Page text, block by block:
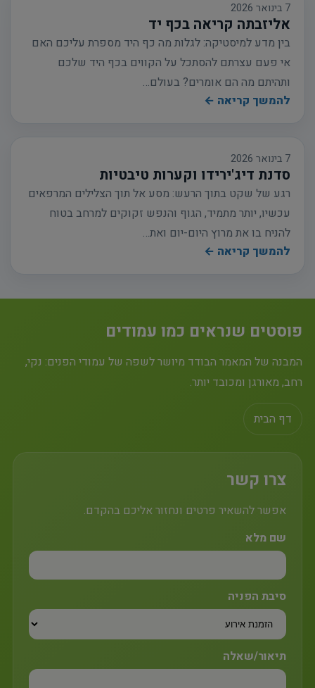
7 בינואר 2026
אליזבתה קריאה בכף יד
בין מדע למיסטיקה: לגלות מה כף היד מספרת עליכם האם
אי פעם עצרתם להסתכל על הקווים בכף היד שלכם
ותהיתם מה הם אומרים? בעולם…
להמשך קריאה ←
7 בינואר 2026
סדנת דיג'ירידו וקערות טיבטיות
רגע של שקט בתוך הרעש: מסע אל תוך הצלילים המרפאים
עכשיו, יותר מתמיד, הגוף והנפש זקוקים למרחב בטוח
להניח בו את מרוץ היום-יום ואת…
להמשך קריאה ←
פוסטים שנראים כמו עמודים
המבנה של המאמר הבודד מיושר לשפה של עמודי הפנים: נקי,
רחב, מאורגן ומכובד יותר.
דף הבית
צרו קשר
אפשר להשאיר פרטים ונחזור אליכם בהקדם.
שם מלא
סיבת הפניה
תיאור/שאלה